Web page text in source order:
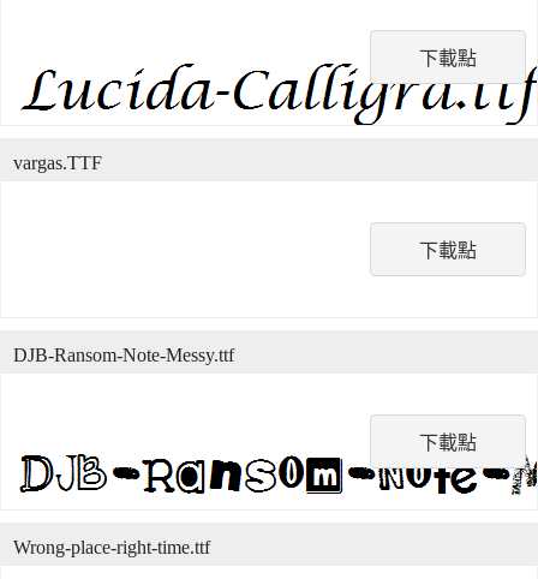
下載點
下載點
vargas.TTF
下載點
DJB-Ransom-Note-Messy.ttf
Wrong-place-right-time.ttf